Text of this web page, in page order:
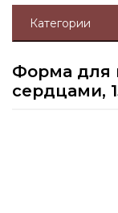
Категории
Форма для
сердцами,